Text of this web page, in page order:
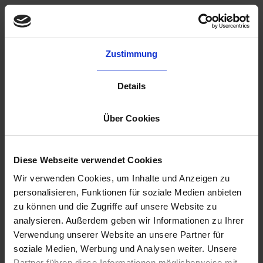
Zustimmung
Details
Über Cookies
Diese Webseite verwendet Cookies
Wir verwenden Cookies, um Inhalte und Anzeigen zu
personalisieren, Funktionen für soziale Medien anbieten
zu können und die Zugriffe auf unsere Website zu
analysieren. Außerdem geben wir Informationen zu Ihrer
Verwendung unserer Website an unsere Partner für
soziale Medien, Werbung und Analysen weiter. Unsere
Subscribe Newsletters
Features
User Example
Pricing
Resources